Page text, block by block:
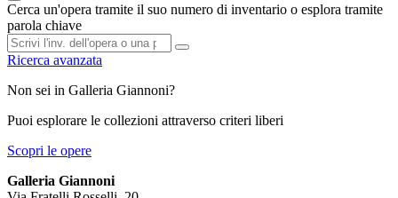
Cerca un'opera tramite il suo numero di inventario o esplora tramite
parola chiave
Ricerca avanzata
Non sei in Galleria Giannoni?
Puoi esplorare le collezioni attraverso criteri liberi
Scopri le opere
Galleria Giannoni